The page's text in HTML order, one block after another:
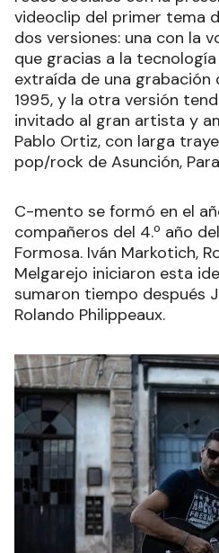
videoclip del primer tema
dos versiones: una con la
que gracias a la
extraída de una grabación
1995, y la otra versión
invitado al gran artista y
Pablo Ortiz, con larga
pop/rock de Asunción,
C-mento se formó en el
compañeros del 4.º año
Formosa. Iván Markotich,
Melgarejo iniciaron esta
sumaron tiempo después
Rolando Philippeaux.